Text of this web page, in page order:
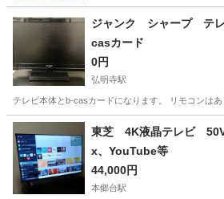
ジャンク シャープ テ
casカード
0円
弘明寺駅
テレビ本体とb-casカードになります。 リモコンは
神奈川 横浜市 弘明寺駅 カ
東芝 4K液晶テレビ
x、YouTube等
44,000円
本郷台駅